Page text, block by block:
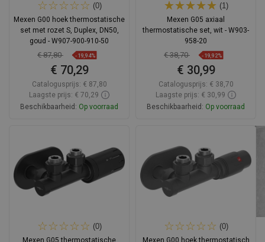
(0)
Mexen G00 hoek thermostatische
set met rozet S, Duplex, DN50,
goud - W907-900-910-50
€ 87,80 -19,94%
€ 70,29
Catalogusprijs: € 87,80
Laagste prijs: € 70,29
Beschikbaarheid: Op voorraad
favorite_border Favoriet
Vergelijk
(1)
Mexen G05 axiaal
thermostatische set, wit - W903-
958-20
€ 38,70 -19,92%
€ 30,99
Catalogusprijs: € 38,70
Laagste prijs: € 30,99
Beschikbaarheid: Op voorraad
favorite_border Favoriet
Vergelijk
(0)
Mexen G05 thermostatische
(0)
Mexen G00 hoek thermostatisch